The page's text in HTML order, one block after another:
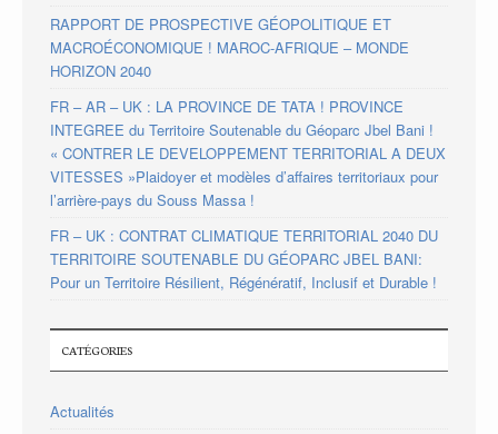
RAPPORT DE PROSPECTIVE GÉOPOLITIQUE ET
MACROÉCONOMIQUE ! MAROC-AFRIQUE – MONDE
HORIZON 2040
FR – AR – UK : LA PROVINCE DE TATA ! PROVINCE
INTEGREE du Territoire Soutenable du Géoparc Jbel Bani !
« CONTRER LE DEVELOPPEMENT TERRITORIAL A DEUX
VITESSES »Plaidoyer et modèles d’affaires territoriaux pour
l’arrière-pays du Souss Massa !
FR – UK : CONTRAT CLIMATIQUE TERRITORIAL 2040 DU
TERRITOIRE SOUTENABLE DU GÉOPARC JBEL BANI:
Pour un Territoire Résilient, Régénératif, Inclusif et Durable !
CATÉGORIES
Actualités